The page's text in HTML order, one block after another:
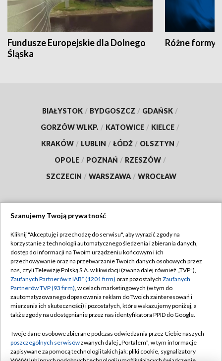
Fundusze Europejskie dla Dolnego
Śląska
Różne formy
BIAŁYSTOK / BYDGOSZCZ / GDAŃSK /
GORZÓW WLKP. / KATOWICE / KIELCE /
KRAKÓW / LUBLIN / ŁÓDŹ / OLSZTYN /
OPOLE / POZNAŃ / RZESZÓW /
SZCZECIN / WARSZAWA / WROCŁAW
TVP
Abonament TVP
Emisja w TVP
Centrum informacji TVP
Naziemna Telewizja Cyfrowa
Rada Programowa
System NOS
Regulamin TVP
Polityka prywatności
Moje zgody
Pomoc
Kontakt
Szanujemy Twoją prywatność
Kliknij "Akceptuję i przechodzę do serwisu", aby wyrazić zgody na
korzystanie z technologii automatycznego śledzenia i zbierania danych,
dostęp do informacji na Twoim urządzeniu końcowym i ich
przechowywanie oraz na przetwarzanie Twoich danych osobowych przez
nas, czyli Telewizję Polską S.A. w likwidacji (zwaną dalej również „TVP”),
Zaufanych Partnerów z IAB* (1201 firm) oraz pozostałych Zaufanych
Partnerów TVP (93 firm), w celach marketingowych (w tym do
zautomatyzowanego dopasowania reklam do Twoich zainteresowań i
mierzenia ich skuteczności) i pozostałych, które wskazujemy poniżej, a
także zgody na udostępnianie przez nas identyfikatora PPID do Google.
Twoje dane osobowe zbierane podczas odwiedzania przez Ciebie naszych
poszczególnych serwisówzwanych dalej „Portalem”, w tym informacje
zapisywane za pomocą technologii takich jak: pliki cookie, sygnalizatory